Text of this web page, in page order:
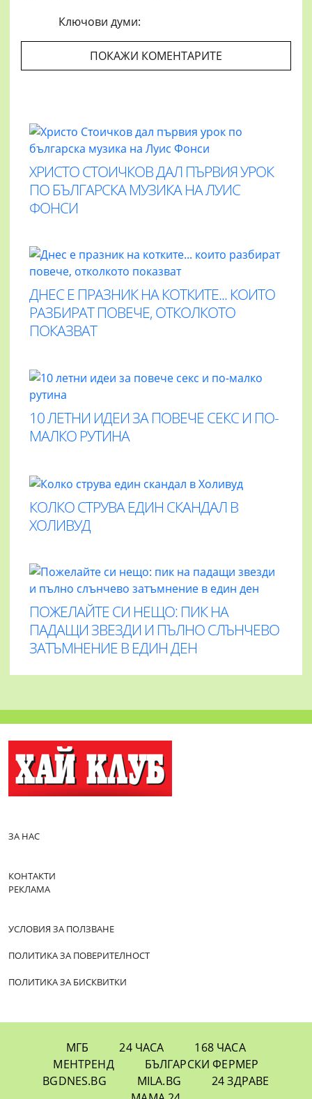
Ключови думи:
ПОКАЖИ КОМЕНТАРИТЕ
ХРИСТО СТОИЧКОВ ДАЛ ПЪРВИЯ УРОК
ПО БЪЛГАРСКА МУЗИКА НА ЛУИС
ФОНСИ
ДНЕС Е ПРАЗНИК НА КОТКИТЕ... КОИТО
РАЗБИРАТ ПОВЕЧЕ, ОТКОЛКОТО
ПОКАЗВАТ
10 ЛЕТНИ ИДЕИ ЗА ПОВЕЧЕ СЕКС И ПО-
МАЛКО РУТИНА
КОЛКО СТРУВА ЕДИН СКАНДАЛ В
ХОЛИВУД
ПОЖЕЛАЙТЕ СИ НЕЩО: ПИК НА
ПАДАЩИ ЗВЕЗДИ И ПЪЛНО СЛЪНЧЕВО
ЗАТЪМНЕНИЕ В ЕДИН ДЕН
ЗА НАС
КОНТАКТИ
РЕКЛАМА
УСЛОВИЯ ЗА ПОЛЗВАНЕ
ПОЛИТИКА ЗА ПОВЕРИТЕЛНОСТ
ПОЛИТИКА ЗА БИСКВИТКИ
МГБ 24 ЧАСА
168 ЧАСА
МЕНТРЕНД
БЪЛГАРСКИ ФЕРМЕР
BGDNES.BG
MILA.BG
24 ЗДРАВЕ